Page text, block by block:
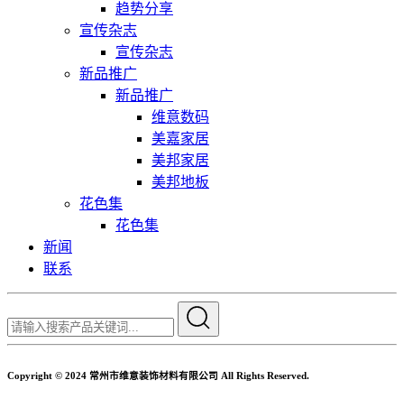
趋势分享
宣传杂志
宣传杂志
新品推广
新品推广
维意数码
美嘉家居
美邦家居
美邦地板
花色集
花色集
新闻
联系
Copyright © 2024 常州市维意装饰材料有限公司 All Rights Reserved.